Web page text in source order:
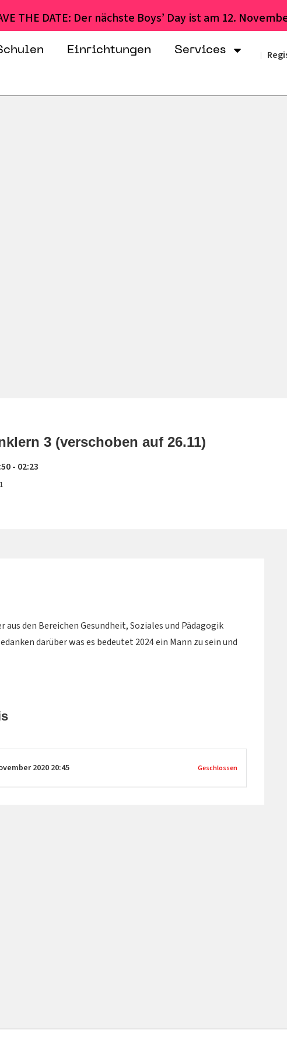
THE DATE: Der nächste Boys’ Day ist am 12.
Einrichtungen Services |
3 (verschoben auf 26.11)
- 02:23
den Bereichen Gesundheit, Soziales und Pädagogik
darüber was es bedeutet 2024 ein Mann zu sein und
2020 20:45 Geschlossen